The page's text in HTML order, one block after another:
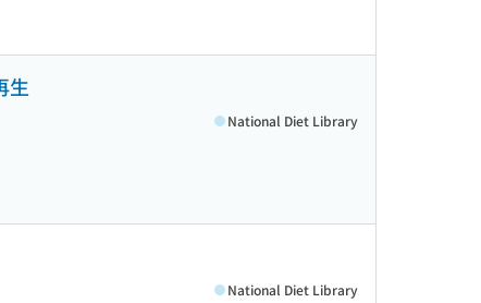
生
National Diet Library
National Diet Library